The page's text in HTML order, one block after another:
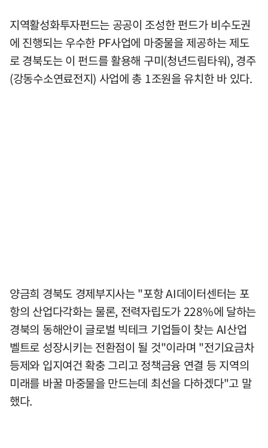
지역활성화투자펀드는 공공이 조성한 펀드가 비수도권
에 진행되는 우수한 PF사업에 마중물을 제공하는 제도
로 경북도는 이 펀드를 활용해 구미(청년드림타워), 경주
(강동수소연료전지) 사업에 총 1조원을 유치한 바 있다.
양금희 경북도 경제부지사는 "포항 AI데이터센터는 포
항의 산업다각화는 물론, 전력자립도가 228%에 달하는
경북의 동해안이 글로벌 빅테크 기업들이 찾는 AI산업
벨트로 성장시키는 전환점이 될 것"이라며 "전기요금차
등제와 입지여건 확충 그리고 정책금융 연결 등 지역의
미래를 바꿀 마중물을 만드는데 최선을 다하겠다"고 말
했다.